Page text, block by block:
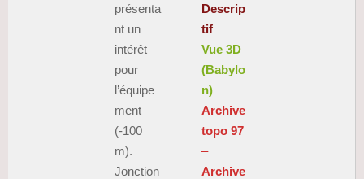
présenta
nt un
intérêt
pour
l’équipe
ment
(-100
m).
Jonction
Descrip
tif
Vue 3D
(Babylo
n)
Archive
topo 97
–
Archive